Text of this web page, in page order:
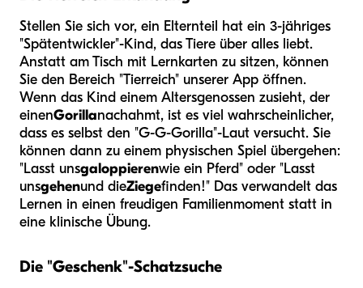
Stellen Sie sich vor, ein Elternteil hat ein 3-jähriges
"Spätentwickler"-Kind, das Tiere über alles liebt.
Anstatt am Tisch mit Lernkarten zu sitzen, können
Sie den Bereich "Tierreich" unserer App öffnen.
Wenn das Kind einem Altersgenossen zusieht, der
einenGorillanachahmt, ist es viel wahrscheinlicher,
dass es selbst den "G-G-Gorilla"-Laut versucht. Sie
können dann zu einem physischen Spiel übergehen:
"Lasst unsgaloppierenwie ein Pferd" oder "Lasst
unsgehenund dieZiegefinden!" Das verwandelt das
Lernen in einen freudigen Familienmoment statt in
eine klinische Übung.
Die "Geschenk"-Schatzsuche